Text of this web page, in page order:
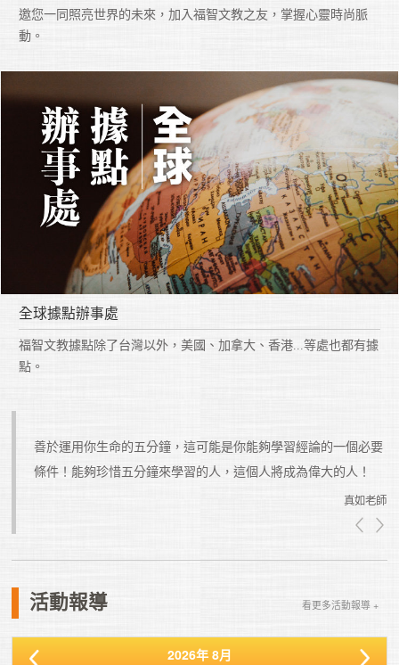
邀您一同照亮世界的未來，加入福智文教之友，掌握心靈時尚脈
動。
全球據點辦事處
福智文教據點除了台灣以外，美國、加拿大、香港...等處也都有據
點。
善於運用你生命的五分鐘，這可能是你能夠學習經論的一個必要
真如老師
活動報導 看更多活動報導 +
2026年 8月